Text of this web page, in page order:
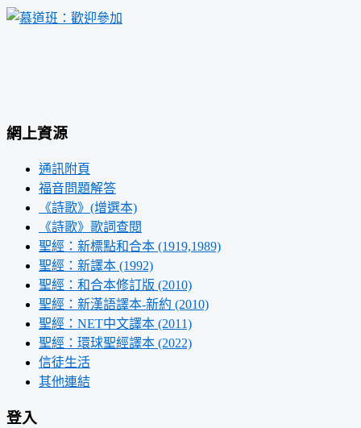
網上資源
通訊附頁
福音問題解答
《詩歌》(增選本)
《詩歌》歌詞查閱
聖經：新標點和合本 (1919,1989)
聖經：新譯本 (1992)
聖經：和合本修訂版 (2010)
聖經：新漢語譯本-新約 (2010)
聖經：NET中文譯本 (2011)
聖經：環球聖經譯本 (2022)
信徒生活
其他連結
登入